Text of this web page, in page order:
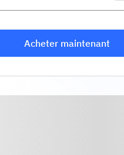
Acheter maintenant